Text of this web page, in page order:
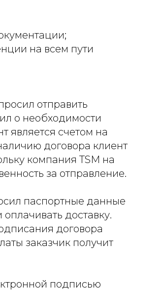
на всем пути
отправить
о необходимости
является счетом на
договора клиент
компания TSM на
за отправление.
паспортные данные
доставку.
договора
заказчик получит
подписью